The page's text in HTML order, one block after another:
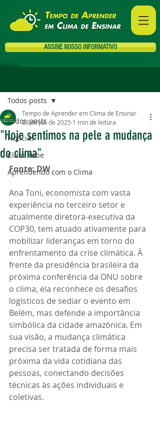
ASSINE NOSSO INFORMATIVO
Todos posts
Notícias
Clima tube
Aprendendo com o Clima
Todos posts
"Hoje sentimos na pele a mudança
do clima"
Tempo de Aprender em Clima de Ensinar
23 de jul. de 2025 1 min de leitura
Fonte: DW
Ana Toni, economista com vasta
experiência no terceiro setor e
atualmente diretora-executiva da
COP30, tem atuado ativamente para
mobilizar lideranças em torno do
enfrentamento da crise climática. À
frente da presidência brasileira da
próxima conferência da ONU sobre
o clima, ela reconhece os desafios
logísticos de sediar o evento em
Belém, mas defende a importância
simbólica da cidade amazônica. Em
sua visão, a mudança climática
precisa ser tratada de forma mais
próxima da vida cotidiana das
pessoas, conectando decisões
técnicas às ações individuais e
coletivas.